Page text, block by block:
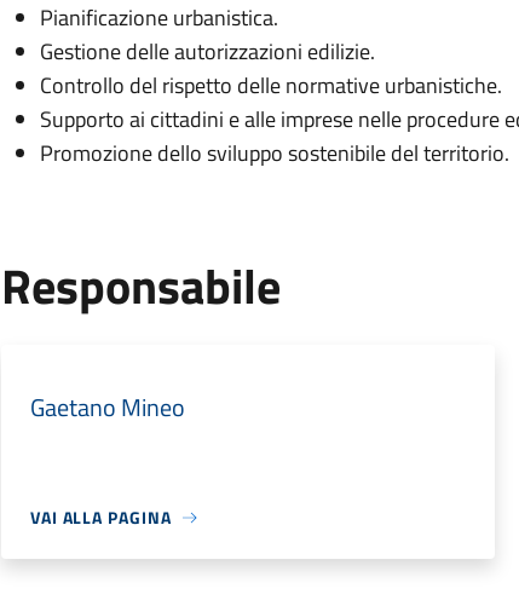
Pianificazione urbanistica.
Gestione delle autorizzazioni edilizie.
Controllo del rispetto delle normative urbanistiche.
Supporto ai cittadini e alle imprese nelle procedure
Promozione dello sviluppo sostenibile del territorio.
Responsabile
Gaetano Mineo
VAI ALLA PAGINA